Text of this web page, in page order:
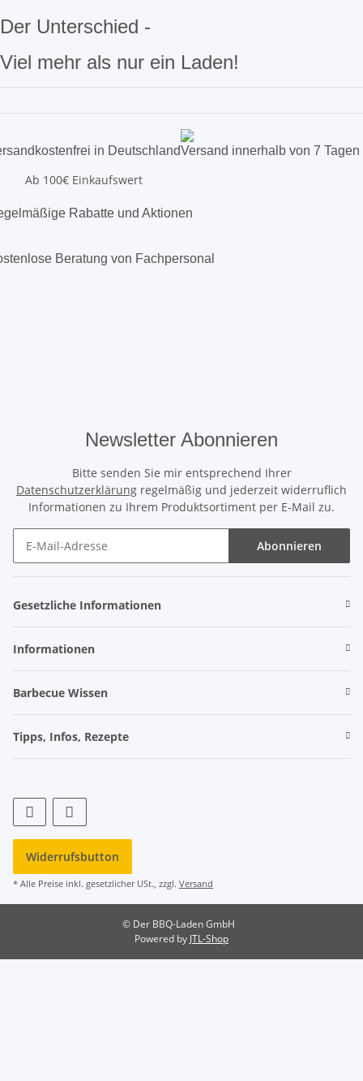
Der Unterschied -
Viel mehr als nur ein Laden!
in Deutschland
Ab 100€ Einkaufswert
Versand innerhalb von 7 Tagen
Rabatte und Aktionen
Beratung von Fachpersonal
Newsletter Abonnieren
Bitte senden Sie mir entsprechend Ihrer
Datenschutzerklärung regelmäßig und jederzeit widerruflich
Informationen zu Ihrem Produktsortiment per E-Mail zu.
Abonnieren
Gesetzliche Informationen
Informationen
Barbecue Wissen
Tipps, Infos, Rezepte
Widerrufsbutton
* Alle Preise inkl. gesetzlicher USt., zzgl. Versand
© Der BBQ-Laden GmbH
Powered by JTL-Shop